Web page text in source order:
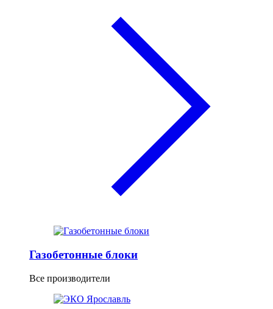
Газобетонные блоки
Все производители